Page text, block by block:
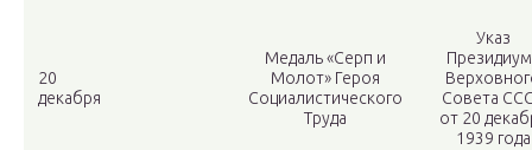
20
декабря
Медаль «Серп и
Молот» Героя
Социалистического
Труда
Указ
Совета
от 20
1939 года